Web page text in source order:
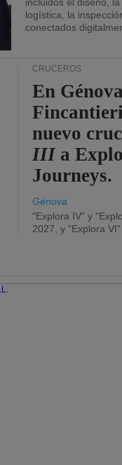
logística, la
conectados
CRUCEROS
En
nuevo
III a
Journeys.
Génova
"Explora IV" y
2027, y "Explora